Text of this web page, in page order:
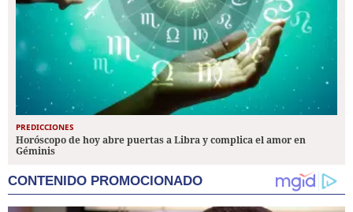
PREDICCIONES
Horóscopo de hoy abre puertas a Libra y complica el amor en
Géminis
CONTENIDO PROMOCIONADO